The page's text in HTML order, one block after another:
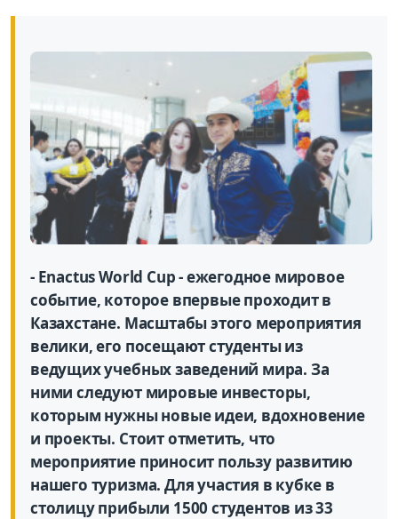
- Enactus World Cup - ежегодное мировое
событие, которое впервые проходит в
Казахстане. Масштабы этого мероприятия
велики, его посещают студенты из
ведущих учебных заведений мира. За
ними следуют мировые инвесторы,
которым нужны новые идеи, вдохновение
и проекты. Стоит отметить, что
мероприятие приносит пользу развитию
нашего туризма. Для участия в кубке в
столицу прибыли 1500 студентов из 33